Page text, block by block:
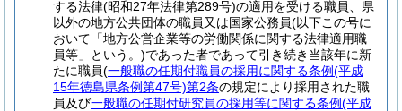
する法律(昭和27年法律第289号)の適用を受ける職員、県
以外の地方公共団体の職員又は国家公務員(以下この号に
おいて「地方公営企業等の労働関係に関する法律適用職
員等」という。)であった者であって引き続き当該年に新
たに職員(一般職の任期付職員の採用に関する条例(平成
15年徳島県条例第47号)第2条の規定により採用された職
員及び一般職の任期付研究員の採用等に関する条例(平成